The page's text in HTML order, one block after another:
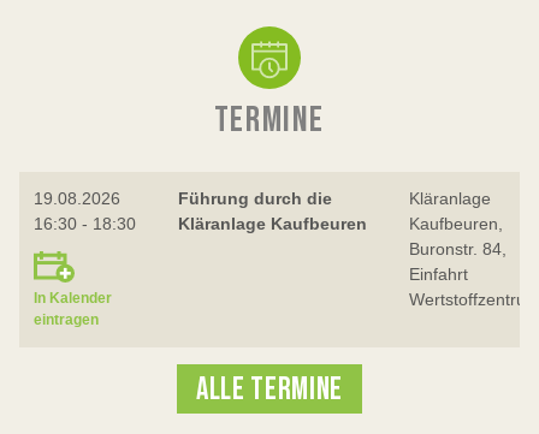
TERMINE
19.08.2026
16:30 - 18:30
In Kalender
eintragen
Führung durch die
Kläranlage Kaufbeuren
Kläranlage
Kaufbeuren,
Buronstr. 84,
Einfahrt
Wertstoffzentrum
ALLE TERMINE